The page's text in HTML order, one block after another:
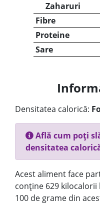
Zaharuri
Fibre
Proteine
Sare
Densitatea calorică:
Află cum poți
densitatea
Acest aliment face
conține 629 kilocalorii
100 de grame din